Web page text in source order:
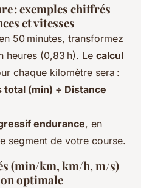
: exemples chiffrés
et vitesses
50 minutes, transformez
heures (0,83 h). Le calcul
chaque kilomètre sera :
(min) ÷ Distance
endurance, en
segment de votre course.
(min/km, km/h, m/s)
optimale